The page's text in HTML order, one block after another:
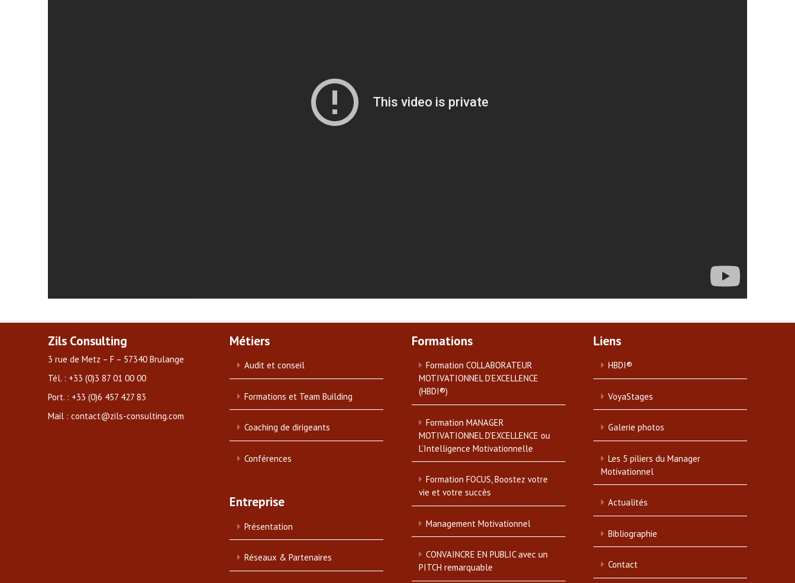
Zils Consulting
3 rue de Metz – F – 57340 Brulange
Tél. : +33 (0)3 87 01 00 00
Port. : +33 (0)6 457 427 83
Mail : contact@zils-consulting.com
Métiers
Audit et conseil
Formations et Team Building
Coaching de dirigeants
Conférences
Entreprise
Présentation
Réseaux & Partenaires
Formations
Formation COLLABORATEUR
MOTIVATIONNEL D’EXCELLENCE
(HBDI®)
Formation MANAGER
MOTIVATIONNEL D’EXCELLENCE ou
L’Intelligence Motivationnelle
Formation FOCUS, Boostez votre
vie et votre succès
Management Motivationnel
CONVAINCRE EN PUBLIC avec un
PITCH remarquable
Liens
HBDI®
VoyaStages
Galerie photos
Les 5 piliers du Manager
Motivationnel
Actualités
Bibliographie
Contact